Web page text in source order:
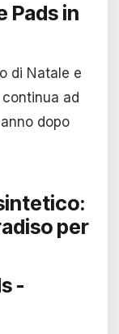
Pads in
di Natale e
ad
dopo
per
-